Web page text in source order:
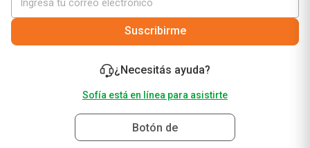
Suscribirme
¿Necesitás ayuda?
Sofía está en línea para asistirte
Botón de